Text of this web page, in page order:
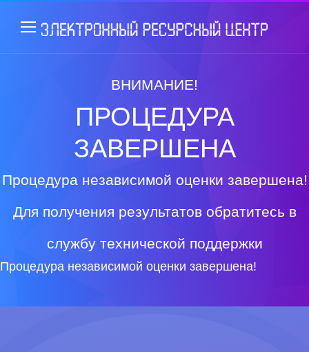
ВНИМАНИЕ!
ПРОЦЕДУРА
ЗАВЕРШЕНА
Процедура независимой оценки завершена!
Для получения результатов обратитесь в
службу технической поддержки
Процедура независимой оценки завершена!